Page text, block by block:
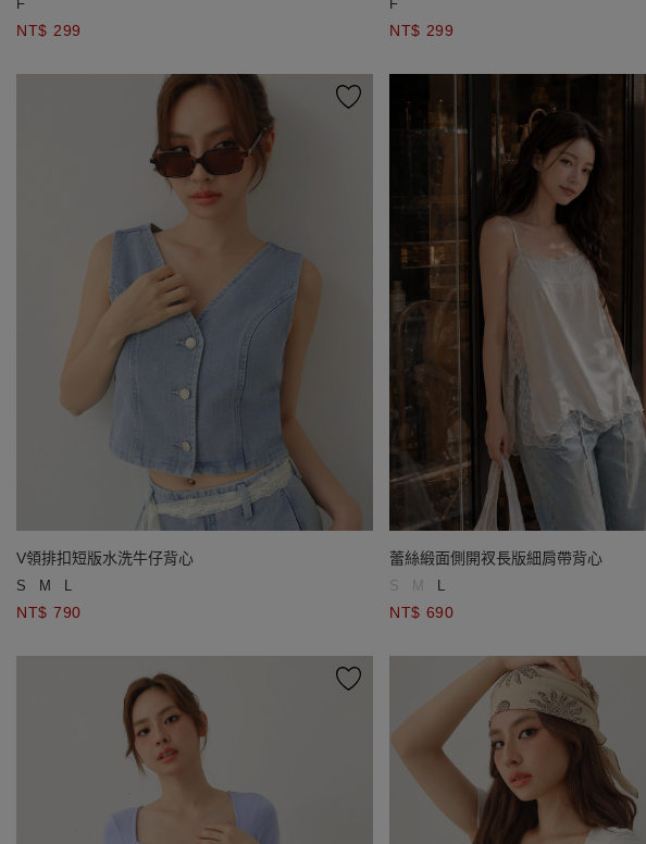
F
NT$ 299
F
NT$ 299
V領排扣短版水洗牛仔背心
S M L
NT$ 790
蕾絲緞面側開衩長版細肩帶背心
S M L
NT$ 690